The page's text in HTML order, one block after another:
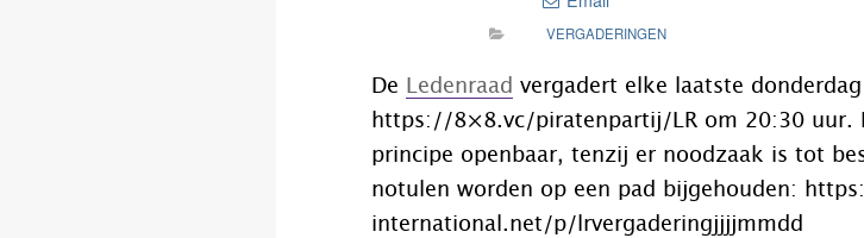
VERGADERINGEN
De Ledenraad vergadert elke laatste
https://8×8.vc/piratenpartij/LR om 20:30 uur.
principe openbaar, tenzij er noodzaak is tot
notulen worden op een pad bijgehouden:
international.net/p/lrvergaderingjjjjmmdd